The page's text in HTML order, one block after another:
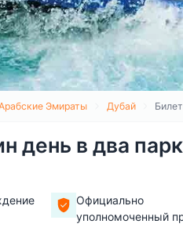
Эмираты Дубай
день в два
Официально
уполномоченный